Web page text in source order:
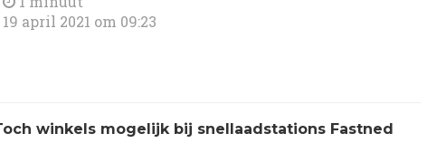
19 april 2021 om 09:23
winkels mogelijk bij snellaadstations Fastned